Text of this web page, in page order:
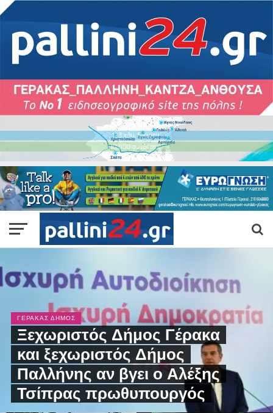
ΓΈΡΑΚΑΣ ΔΉΜΟΣ
Ξεχωριστός Δήμος Γέρακα
και ξεχωριστός Δήμος
Παλλήνης αν βγει ο Αλέξης
Τσίπρας πρωθυπουργός